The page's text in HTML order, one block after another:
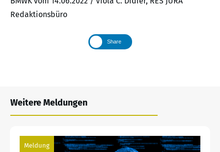
Redaktionsbüro
Share
Weitere Meldungen
Meldung